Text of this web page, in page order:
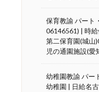
保育教諭 パート
06146561) | 時
第二保育園(城山
児の通園施設(愛
幼稚園教諭 パー
幼稚園 | 日給名